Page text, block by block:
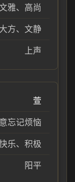
雅、高尚
大方、文静
上声
萱
忘记烦恼
乐、积极
阳平